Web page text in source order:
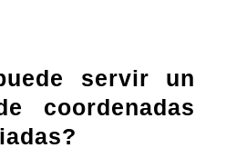
servir un
coordenadas